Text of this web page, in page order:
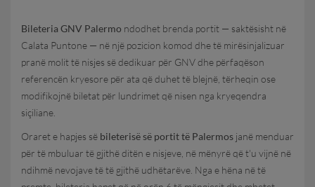
Bileteria GNV Palermo ndodhet brenda portit — saktësisht në
Calata Puntone — në një pozicion komod dhe të mirësinjalizuar
pranë molit të nisjes së dedikuar për GNV dhe përfaqëson
referencën kryesore për ata që duhet të blejnë, tërheqin ose
modifikojnë biletat për lundrimet që nisen nga kryeqendra
siçiliane.
Oraret e hapjes së bileterisë së portit të Palermos janë menduar
për të mbuluar të gjithë ditën e nisjeve, në mënyrë që t'u vijnë në
ndihmë nevojave të të gjithë udhëtarëve. Nga e hëna në të